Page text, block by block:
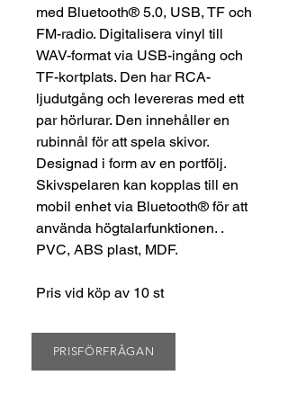
med Bluetooth® 5.0, USB, TF och
FM-radio. Digitalisera vinyl till
WAV-format via USB-ingång och
TF-kortplats. Den har RCA-
ljudutgång och levereras med ett
par hörlurar. Den innehåller en
rubinnål för att spela skivor.
Designad i form av en portfölj.
Skivspelaren kan kopplas till en
mobil enhet via Bluetooth® för att
använda högtalarfunktionen. .
PVC, ABS plast, MDF.
Pris vid köp av 10 st
PRISFÖRFRÅGAN